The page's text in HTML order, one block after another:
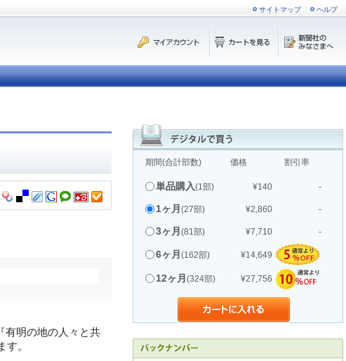
サイトマップ ヘルプ
期間(合計部数) 価格 割引率
単品購入(1部) ¥140 -
1ヶ月 (27部) ¥2,860 -
3ヶ月 (81部) ¥7,710 -
6ヶ月 (162部) ¥14,649
12ヶ月 (324部) ¥27,756
有明の地の人々と共
。